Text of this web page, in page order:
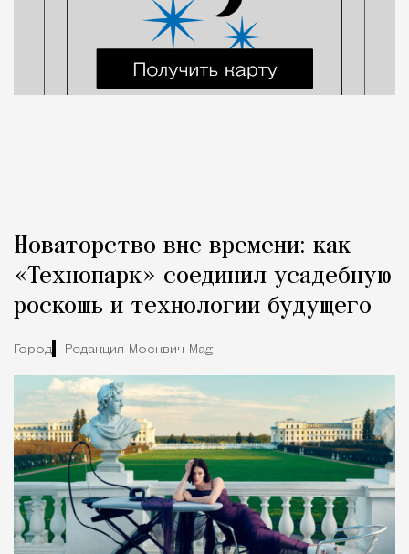
Новаторство вне времени: как
«Технопарк» соединил усадебную
роскошь и технологии будущего
Город Редакция Москвич Mag